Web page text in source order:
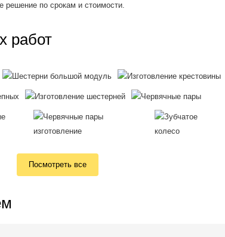
по срокам и стоимости.
работ
Посмотреть все